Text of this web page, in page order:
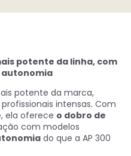
potente da linha, com
autonomia
potente da marca,
intensas. Com
, ela oferece o dobro de
com modelos
do que a AP 300